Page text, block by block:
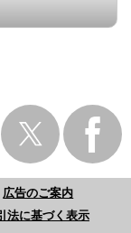
広告のご案内
法に基づく表示